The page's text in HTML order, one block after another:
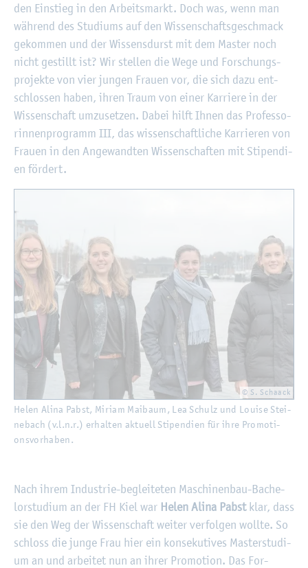
den Ein­stieg in den Ar­beits­markt. Doch was, wenn man
wäh­rend des Stu­di­ums auf den Wis­sen­schafts­ge­schmack
ge­kom­men und der Wis­sens­durst mit dem Mas­ter noch
nicht ge­stillt ist? Wir stel­len die Wege und For­schungs­
pro­jek­te von vier jun­gen Frau­en vor, die sich dazu ent­
schlos­sen haben, ihren Traum von einer Kar­rie­re in der
Wis­sen­schaft um­zu­set­zen. Dabei hilft Ihnen das Pro­fes­so­
rin­nen­pro­gramm III, das wis­sen­schaft­li­che Kar­rie­ren von
Frau­en in den An­ge­wand­ten Wis­sen­schaf­ten mit Sti­pen­di­
en för­dert.
© S. Schaack
Helen Alina Pabst, Mi­ri­am Mai­baum, Lea Schulz und Loui­se Stei­
ne­bach (v.l.n.r.) er­hal­ten ak­tu­ell Sti­pen­di­en für ihre Pro­mo­ti­
ons­vor­ha­ben.
Nach ihrem In­dus­trie-be­glei­te­ten Ma­schi­nen­bau-Ba­che­
lor­stu­di­um an der FH Kiel war Helen Alina Pabstklar, dass
sie den Weg der Wis­sen­schaft wei­ter ver­fol­gen woll­te. So
schloss die junge Frau hier ein kon­se­ku­ti­ves Mas­ter­stu­di­
um an und ar­bei­tet nun an ihrer Pro­mo­ti­on. Das For­